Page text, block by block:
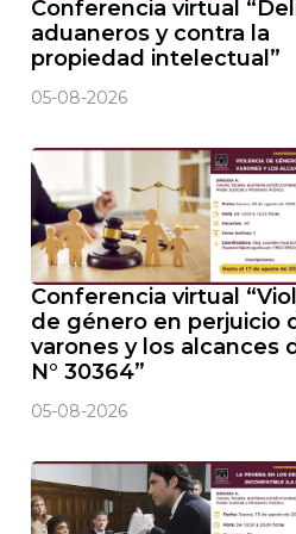
Conferencia virtual
aduaneros y contra la
propiedad intelectual”
05-08-2026
Conferencia virtual
de género en perjuicio
varones y los alcances
N° 30364”
05-08-2026